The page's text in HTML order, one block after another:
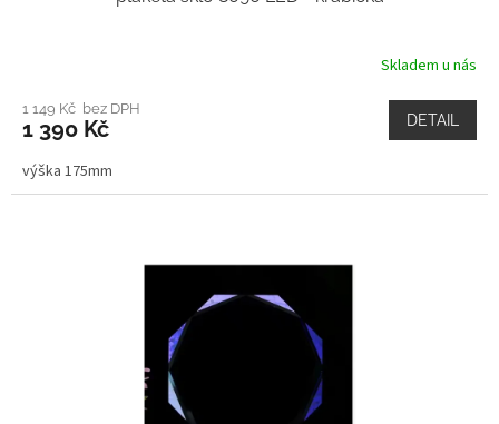
Skladem u nás
1 149 Kč bez DPH
1 390 Kč DETAIL
výška 175mm